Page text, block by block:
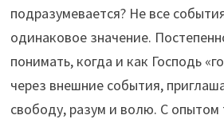
подразумевается? Не все
одинаковое значение.
понимать, когда и как Господь
через внешние события,
свободу, разум и волю. С опытом